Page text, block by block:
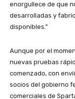
enorgullece de que
desarrolladas y
disponibles.”
Aunque por el
nuevas pruebas
comenzado, con
socios del gobierno
comerciales de